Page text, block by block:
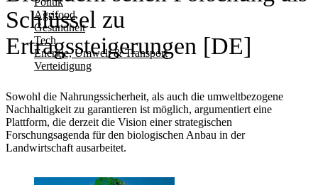
Agrifood
Gesundheit
Tech
Energie, Umwelt & Transport
Verteidigung
Schlüssel zu
Ertragssteigerungen [DE]
Sowohl die Nahrungssicherheit, als auch die umweltbezogene
Nachhaltigkeit zu garantieren ist möglich, argumentiert eine
Plattform, die derzeit die Vision einer strategischen
Forschungsagenda für den biologischen Anbau in der
Landwirtschaft ausarbeitet.